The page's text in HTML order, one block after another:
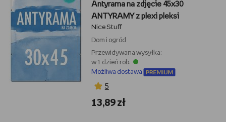
Antyrama na zdjęcie 45x30
ANTYRAMY z plexi pleksi
Nice Stuff
Dom i ogród
Przewidywana wysyłka:
w 1 dzień rob.
Możliwa dostawa
5
13,89 zł